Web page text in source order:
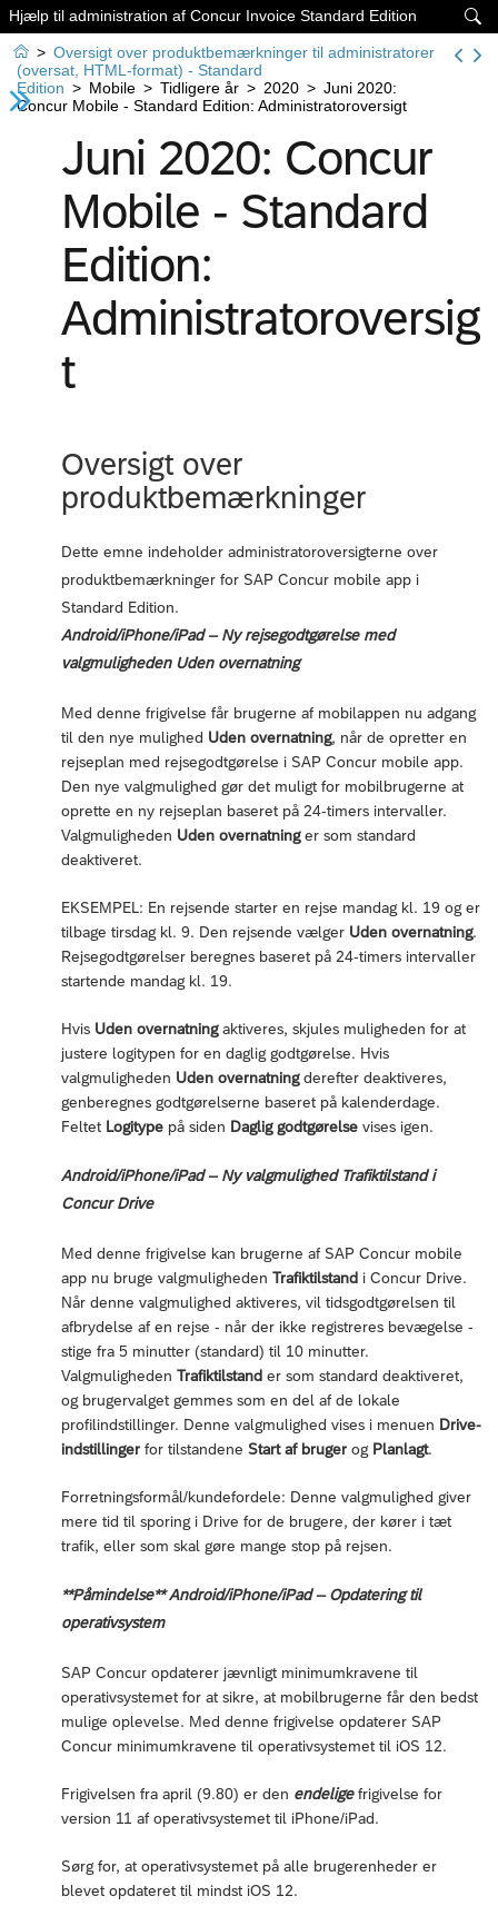

Hjælp til administration af Concur Invoice Standard Edition
 > Oversigt over produktbemærkninger til administratorer
(oversat, HTML-format) - Standard
Edition > Mobile > Tidligere år > 2020 > Juni 2020:
Concur Mobile - Standard Edition: Administratoroversigt
Juni 2020: Concur
Mobile - Standard
Edition:
Administratoroversig
t
Oversigt over
produktbemærkninger
Dette emne indeholder administratoroversigterne over
produktbemærkninger for SAP Concur mobile app i
Standard Edition.
Android/iPhone/iPad – Ny rejsegodtgørelse med
valgmuligheden Uden overnatning
Med denne frigivelse får brugerne af mobilappen nu adgang
til den nye mulighed Uden overnatning, når de opretter en
rejseplan med rejsegodtgørelse i SAP Concur mobile app.
Den nye valgmulighed gør det muligt for mobilbrugerne at
oprette en ny rejseplan baseret på 24-timers intervaller.
Valgmuligheden Uden overnatninger som standard
deaktiveret.
EKSEMPEL: En rejsende starter en rejse mandag kl. 19 og er
tilbage tirsdag kl. 9. Den rejsende vælger Uden overnatning.
Rejsegodtgørelser beregnes baseret på 24-timers intervaller
startende mandag kl. 19.
Hvis Uden overnatningaktiveres, skjules muligheden for at
justere logitypen for en daglig godtgørelse. Hvis
valgmuligheden Uden overnatningderefter deaktiveres,
genberegnes godtgørelserne baseret på kalenderdage.
Feltet Logitype på siden Daglig godtgørelse vises igen.
Android/iPhone/iPad – Ny valgmulighed Trafiktilstand i
Concur Drive
Med denne frigivelse kan brugerne af SAP Concur mobile
app nu bruge valgmuligheden Trafiktilstand i Concur Drive.
Når denne valgmulighed aktiveres, vil tidsgodtgørelsen til
afbrydelse af en rejse - når der ikke registreres bevægelse -
stige fra 5 minutter (standard) til 10 minutter.
Valgmuligheden Trafiktilstand er som standard deaktiveret,
og brugervalget gemmes som en del af de lokale
profilindstillinger. Denne valgmulighed vises i menuen Drive-
indstillinger for tilstandene Start af bruger og Planlagt.
Forretningsformål/kundefordele: Denne valgmulighed giver
mere tid til sporing i Drive for de brugere, der kører i tæt
trafik, eller som skal gøre mange stop på rejsen.
**Påmindelse** Android/iPhone/iPad – Opdatering til
operativsystem
SAP Concur opdaterer jævnligt minimumkravene til
operativsystemet for at sikre, at mobilbrugerne får den bedst
mulige oplevelse. Med denne frigivelse opdaterer SAP
Concur minimumkravene til operativsystemet til iOS 12.
Frigivelsen fra april (9.80) er den endeligefrigivelse for
version 11 af operativsystemet til iPhone/iPad.
Sørg for, at operativsystemet på alle brugerenheder er
blevet opdateret til mindst iOS 12.